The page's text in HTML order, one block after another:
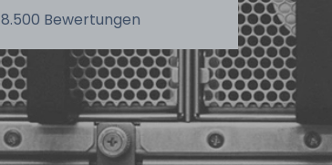
8.500 Bewertungen